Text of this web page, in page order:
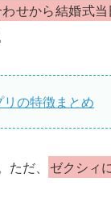
わせから結婚式
の特徴まとめ
だ、
ゼクシィ